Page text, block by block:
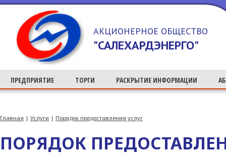
>
АКЦИОНЕРНОЕ ОБЩЕСТВО
"САЛЕХАРДЭНЕРГО"
ПРЕДПРИЯТИЕ ТОРГИ РАСКРЫТИЕ ИНФОРМАЦИИ
Главная | Услуги | Порядок предоставления услуг
ПОРЯДОК